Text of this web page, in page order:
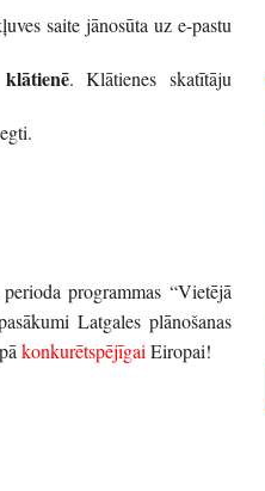
saite jānosūta uz e-pastu
klātienē. Klātienes skatītāju
programmas “Vietējā
Latgales plānošanas
konkurētspējīgai Eiropai!